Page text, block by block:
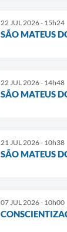
22 JUL 2026 - 15h24
SÃO MATEUS
22 JUL 2026 - 14h48
SÃO MATEUS
21 JUL 2026 - 10h38
SÃO MATEUS
07 JUL 2026 - 10h00